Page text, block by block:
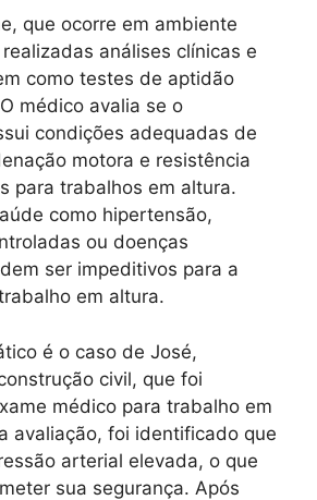
que ocorre em ambiente
análises clínicas e
como testes de aptidão
médico avalia se o
condições adequadas de
motora e resistência
para trabalhos em altura.
como hipertensão,
ou doenças
ser impeditivos para a
em altura.
é o caso de José,
civil, que foi
médico para trabalho em
avaliação, foi identificado que
arterial elevada, o que
sua segurança. Após